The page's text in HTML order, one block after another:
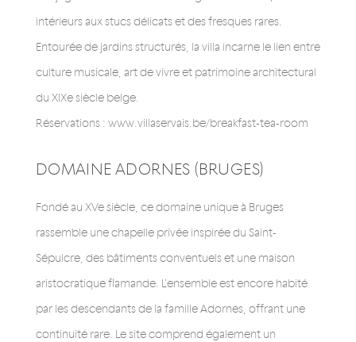
intérieurs aux stucs délicats et des fresques rares.
Entourée de jardins structurés, la villa incarne le lien entre
culture musicale, art de vivre et patrimoine architectural
du XIXe siècle belge.
Réservations : www.villaservais.be/breakfast-tea-room
DOMAINE ADORNES (BRUGES)
Fondé au XVe siècle, ce domaine unique à Bruges
rassemble une chapelle privée inspirée du Saint-
Sépulcre, des bâtiments conventuels et une maison
aristocratique flamande. L’ensemble est encore habité
par les descendants de la famille Adornes, offrant une
continuité rare. Le site comprend également un